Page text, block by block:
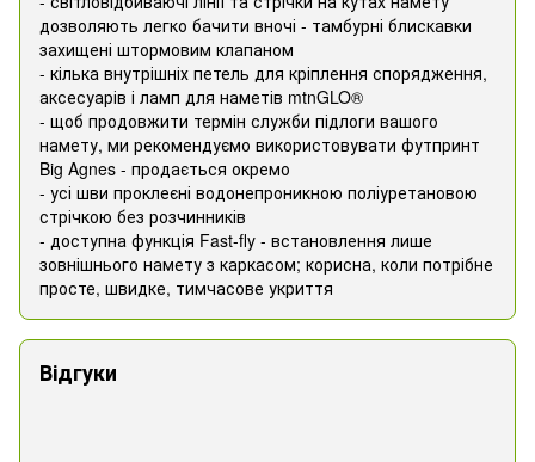
дозволяють легко бачити вночі - тамбурні блискавки
захищені штормовим клапаном
- кілька внутрішніх петель для кріплення спорядження,
аксесуарів і ламп для наметів mtnGLO®
- щоб продовжити термін служби підлоги вашого
намету, ми рекомендуємо використовувати футпринт
Big Agnes - продається окремо
- усі шви проклеєні водонепроникною поліуретановою
стрічкою без розчинників
- доступна функція Fast-fly - встановлення лише
зовнішнього намету з каркасом; корисна, коли потрібне
просте, швидке, тимчасове укриття
Відгуки